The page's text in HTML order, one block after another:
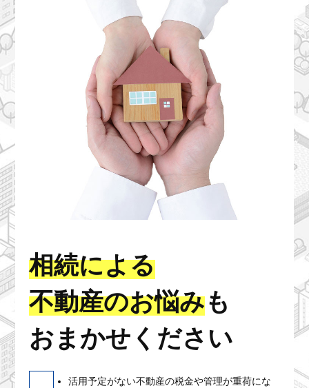
相続による
不動産のお悩みも
おまかせください
活用予定がない不動産の税金や管理が重荷にな